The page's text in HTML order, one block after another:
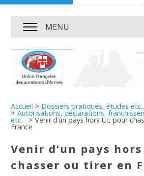
MENU
Accueil > Dossiers pratiques, études
>Autorisations, déclarations,
etc… >Venir d’un pays hors UE pour
France
Venir d’un pays
chasser ou tirer en